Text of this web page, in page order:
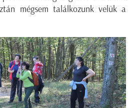
mégsem találkozunk velük a